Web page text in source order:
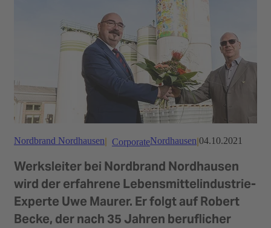
Nordbrand Nordhausen CorporateNordhausen 04.10.2021
Werksleiter bei Nordbrand Nordhausen
wird der erfahrene Lebensmittelindustrie-
Experte Uwe Maurer. Er folgt auf Robert
Becke, der nach 35 Jahren beruflicher